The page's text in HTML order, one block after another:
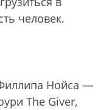
человек.
Нойса —
The Giver,